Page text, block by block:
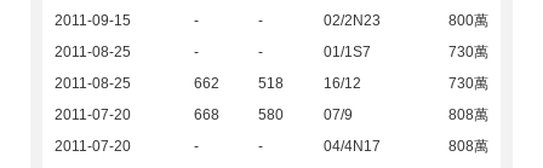
2011-09-15
- - 02/2N23
800萬
2011-08-25
- - 01/1S7
730萬
2011-08-25
662 518 16/12
730萬
2011-07-20
668 580 07/9
808萬
2011-07-20
- - 04/4N17
808萬